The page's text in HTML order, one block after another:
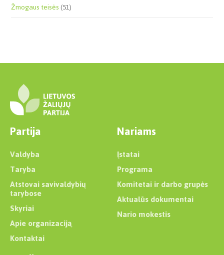
Žmogaus teisės(51)
Partija
Valdyba
Taryba
Atstovai savivaldybių
tarybose
Skyriai
Apie organizaciją
Kontaktai
Nariams
Įstatai
Programa
Komitetai ir darbo grupės
Aktualūs dokumentai
Nario mokestis